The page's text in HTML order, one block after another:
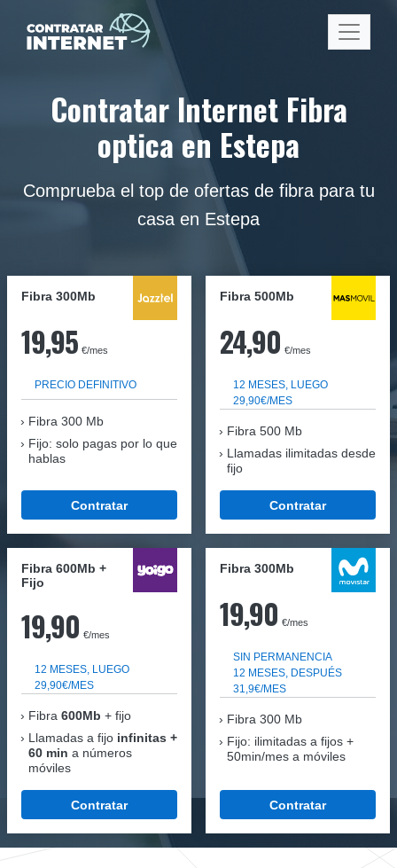
Contratar Internet Fibra
optica en Estepa
Comprueba el top de ofertas de fibra para tu
casa en Estepa
Fibra 300Mb
19,95 €/mes
PRECIO DEFINITIVO
Fibra 300 Mb
Fijo: solo pagas por lo que
hablas
Contratar
Fibra 500Mb
24,90 €/mes
12 MESES, LUEGO
29,90€/MES
Fibra 500 Mb
Llamadas ilimitadas desde
fijo
Contratar
Fibra 600Mb +
Fijo
19,90 €/mes
12 MESES, LUEGO
29,90€/MES
Fibra 600Mb + fijo
Llamadas a fijo infinitas +
60 min a números
móviles
Contratar
Fibra 300Mb
19,90 €/mes
SIN PERMANENCIA
12 MESES, DESPUÉS
31,9€/MES
Fibra 300 Mb
Fijo: ilimitadas a fijos +
50min/mes a móviles
Contratar